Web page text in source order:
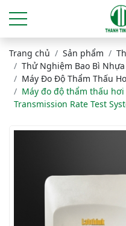
Trang chủ Sản phẩm
Thử Nghiệm Bao Bì Nhựa
Máy Đo Độ Thẩm Thấu
Máy đo độ thẩm thấu hơi
Transmission Rate Test